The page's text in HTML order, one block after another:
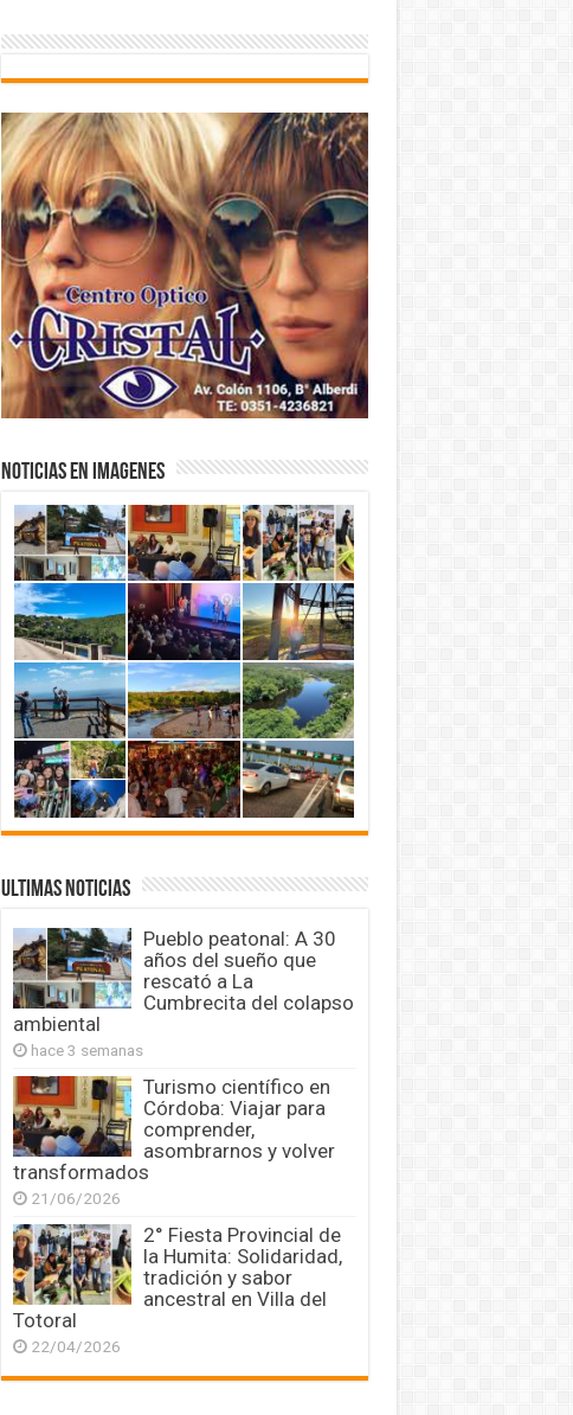
NOTICIAS EN IMAGENES
ULTIMAS NOTICIAS
Pueblo peatonal: A 30
años del sueño que
rescató a La
Cumbrecita del colapso
ambiental
hace 3 semanas
Turismo científico en
Córdoba: Viajar para
comprender,
asombrarnos y volver
transformados
21/06/2026
2° Fiesta Provincial de
la Humita: Solidaridad,
tradición y sabor
ancestral en Villa del
Totoral
22/04/2026